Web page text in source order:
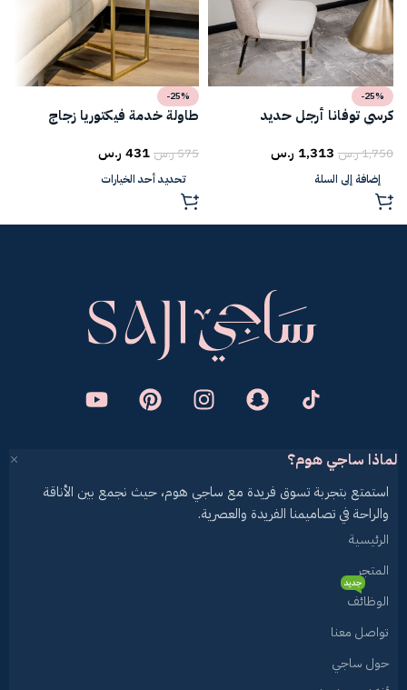
-25%
كرسي توفانا أرجل حديد
1,750ر.س 1,313 ر.س
إضافة إلى السلة
-25%
طاولة خدمة فيكتوريا زجاج
575ر.س431 ر.س
تحديد أحد الخيارات
لماذا ساجي هوم؟
استمتع بتجربة تسوق فريدة مع ساجي هوم، حيث نجمع بين الأناقة
والراحة في تصاميمنا الفريدة والعصرية.
الرئيسية
المتجر
الوظائف
جديد
تواصل معنا
حول ساجي